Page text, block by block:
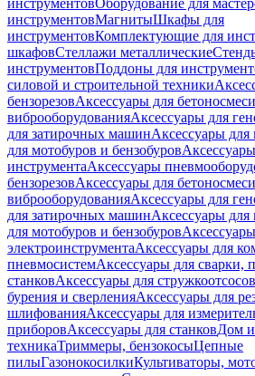
инструментовОборудование для
инструментовМагнитыШкафы для
инструментовКомплектующие для
шкафовСтеллажи металлические
инструментовПоддоны для
силовой и строительной техники
бензорезовАксессуары для
виброоборудованияАксессуары для
для затирочных машинАксессуары
для мотобуров и бензобуров
инструментаАксессуары
бензорезовАксессуары для
виброоборудованияАксессуары для
для затирочных машинАксессуары
для мотобуров и бензобуров
электроинструментаАксессуары для
пневмосистемАксессуары для сварки,
станковАксессуары для стружкоотсосов
бурения и сверленияАксессуары для
шлифованияАксессуары для
приборовАксессуары для станковДом и
техникаТриммеры, бензокосыЦепные
пилыГазонокосилкиКультиваторы,